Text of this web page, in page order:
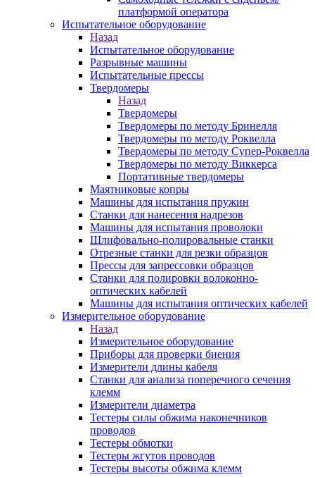
платформой оператора
Испытательное оборудование
Назад
Испытательное оборудование
Разрывные машины
Испытательные прессы
Твердомеры
Назад
Твердомеры
Твердомеры по методу Бринелля
Твердомеры по методу Роквелла
Твердомеры по методу Супер-Роквелла
Твердомеры по методу Виккерса
Портативные твердомеры
Маятниковые копры
Машины для испытания пружин
Станки для нанесения надрезов
Машины для испытания проволоки
Шлифовально-полировальные станки
Отрезные станки для резки образцов
Прессы для запрессовки образцов
Станки для полировки волоконно-
оптических кабелей
Машины для испытания оптических кабелей
Измерительное оборудование
Назад
Измерительное оборудование
Приборы для проверки биения
Измерители длины кабеля
Станки для анализа поперечного сечения
клемм
Измерители диаметра
Тестеры силы обжима наконечников
проводов
Тестеры обмотки
Тестеры жгутов проводов
Тестеры высоты обжима клемм